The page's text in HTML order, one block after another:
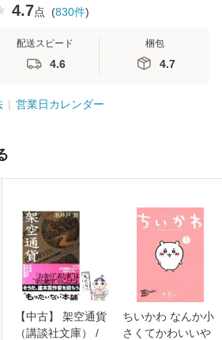
4.7点 (830件)
配送スピード
4.6
梱包
4.7
営業日カレンダー
【中古】 架空通貨
（講談社文庫） /
ちいかわ なんか小
さくてかわいいや